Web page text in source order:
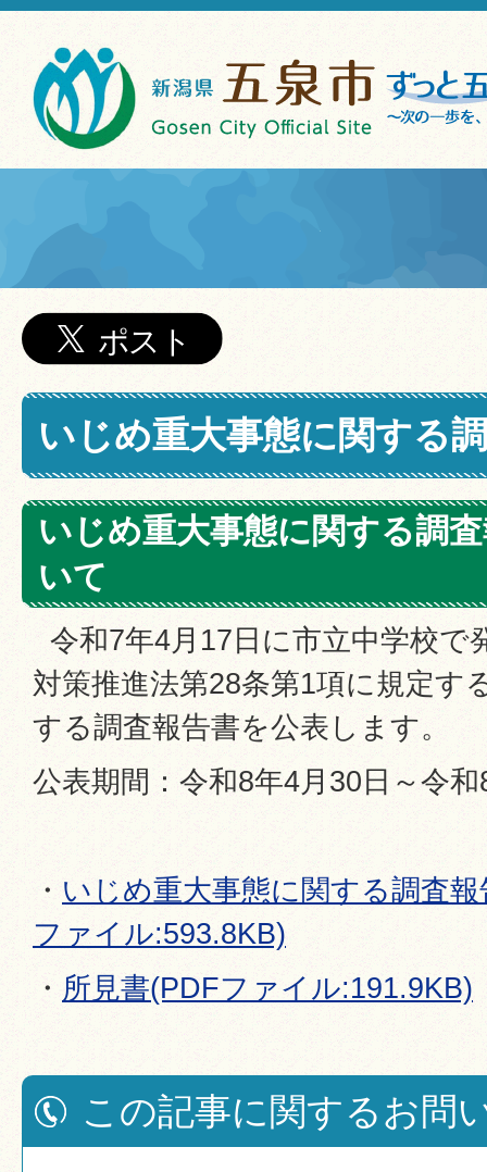
いじめ重大事態に関する
いじめ重大事態に関する調
いて
令和7年4月17日に市立中学校で
対策推進法第28条第1項に規定す
する調査報告書を公表します。
公表期間：令和8年4月30日～令
・ いじめ重大事態に関する調査
ファイル:593.8KB)
・ 所見書(PDFファイル:191.9KB)
この記事に関するお問